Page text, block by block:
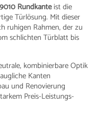
Rundkanteist die
Türlösung. Mit dieser
ruhigen Rahmen, der zu
schlichten Türblatt bis
kombinierbare Optik
Kanten
und Renovierung
Preis-Leistungs-